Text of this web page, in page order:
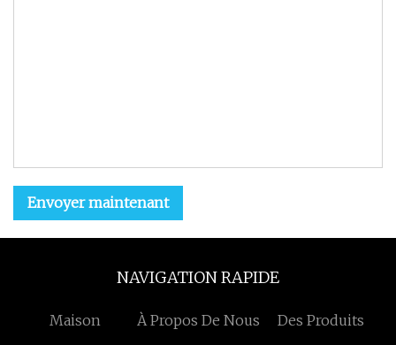
Envoyer maintenant
NAVIGATION RAPIDE
Maison À Propos De Nous Des Produits